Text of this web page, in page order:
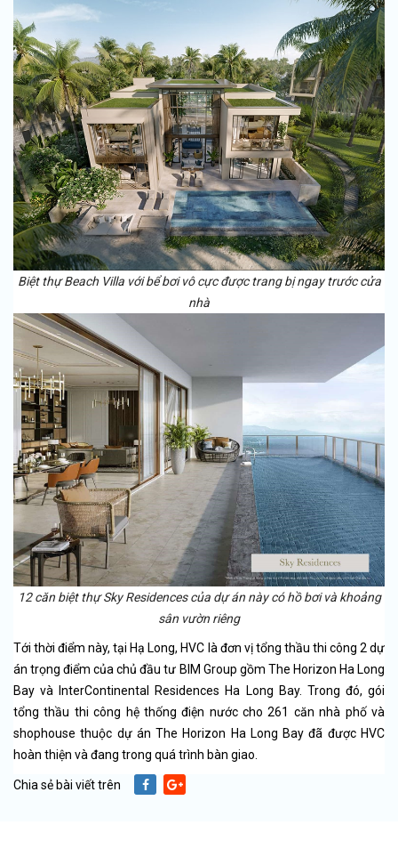
Biệt thự Beach Villa với bể bơi vô cực được trang bị ngay trước cửa
nhà
12 căn biệt thự Sky Residences của dự án này có hồ bơi và khoảng
sân vườn riêng
Tới thời điểm này, tại Hạ Long, HVC là đơn vị tổng thầu thi công 2 dự
án trọng điểm của chủ đầu tư BIM Group gồm The Horizon Ha Long
Bay và InterContinental Residences Ha Long Bay. Trong đó, gói
tổng thầu thi công hệ thống điện nước cho 261 căn nhà phố và
shophouse thuộc dự án The Horizon Ha Long Bay đã được HVC
hoàn thiện và đang trong quá trình bàn giao.
Chia sẻ bài viết trên